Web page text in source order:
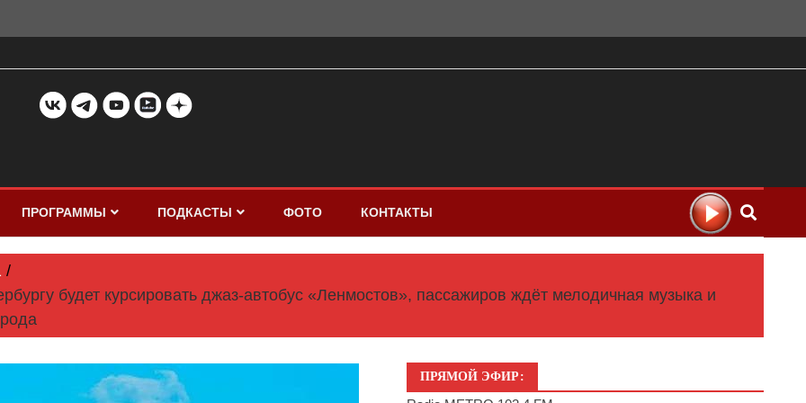
ПРОГРАММЫ ПОДКАСТЫ ФОТО КОНТАКТЫ
будет курсировать джаз-автобус «Ленмостов», пассажиров ждёт мелодичная музыка и
ПРЯМОЙ ЭФИР: